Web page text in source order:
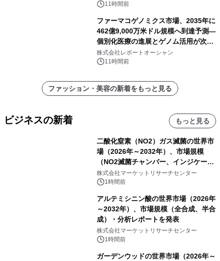
く活用可能
11時間前
ファーマコゲノミクス市場、2035年に
462億9,000万米ドル規模へ到達予測―
個別化医療の進展とゲノム活用が次世
代ヘルスケア投資を加速
株式会社レポートオーシャン
11時間前
ファッション・美容の新着をもっと見る
ビジネスの新着 もっと見る
二酸化窒素（NO2）ガス滅菌の世界市
場（2026年～2032年）、市場規模
（NO2滅菌チャンバー、インジケータ
ーおよびモニタリングシステム、その
他）・分析レポートを発表
株式会社マーケットリサーチセンター
1時間前
アルテミシニン酸の世界市場（2026年
～2032年）、市場規模（全合成、半合
成）・分析レポートを発表
株式会社マーケットリサーチセンター
1時間前
ガーデンウッドの世界市場（2026年～